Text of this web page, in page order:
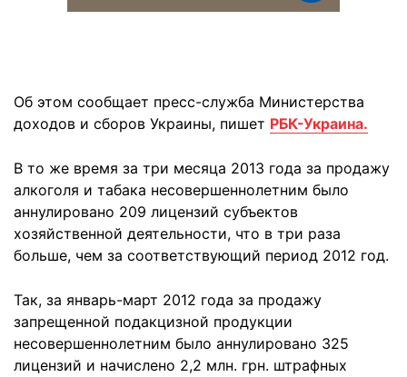
Об этом сообщает пресс-служба Министерства
доходов и сборов Украины, пишет РБК-Украина.
В то же время за три месяца 2013 года за продажу
алкоголя и табака несовершеннолетним было
аннулировано 209 лицензий субъектов
хозяйственной деятельности, что в три раза
больше, чем за соответствующий период 2012 год.
Так, за январь-март 2012 года за продажу
запрещенной подакцизной продукции
несовершеннолетним было аннулировано 325
лицензий и начислено 2,2 млн. грн. штрафных